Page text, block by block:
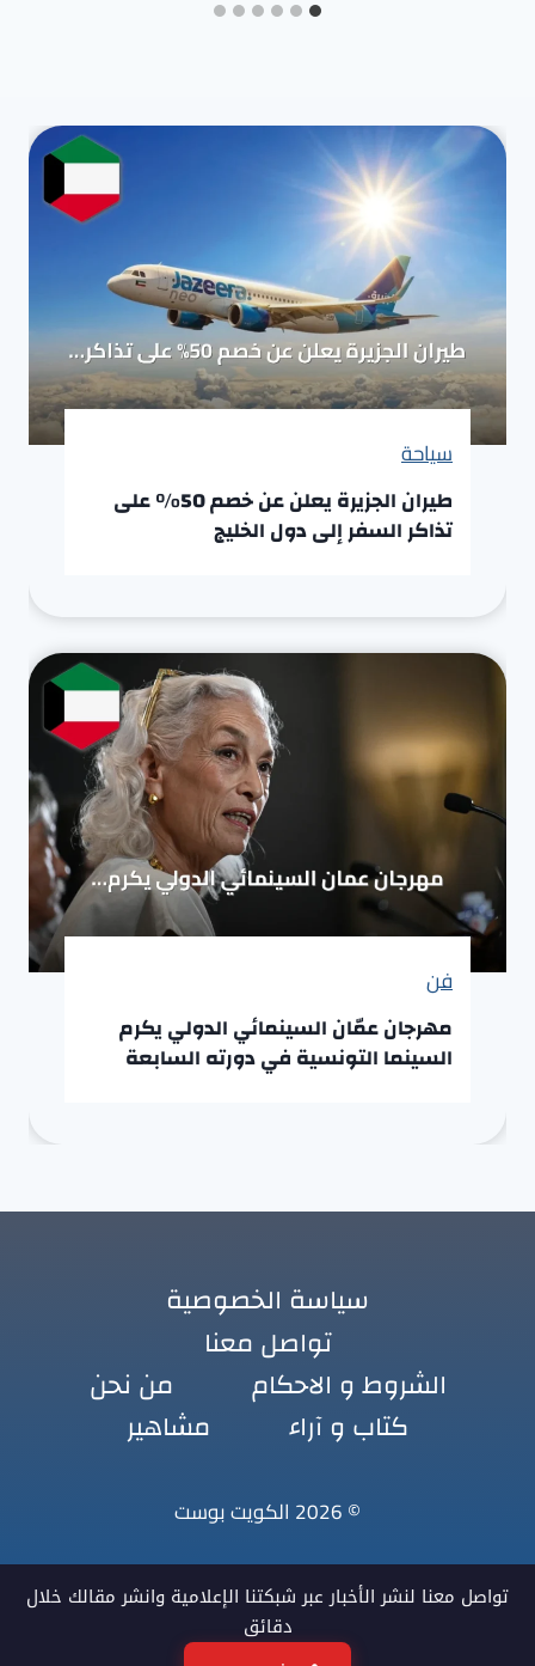
سياحة
طيران الجزيرة يعلن عن خصم 50% على
تذاكر السفر إلى دول الخليج
فن
مهرجان عمّان السينمائي الدولي يكرم
السينما التونسية في دورته السابعة
سياسة الخصوصية
تواصل معنا
الشروط و الاحكام
من نحن
كتاب و آراء
مشاهير
© 2026 الكويت بوست
تواصل معنا لنشر الأخبار عبر شبكتنا الإعلامية وانشر مقالك خلال
دقائق